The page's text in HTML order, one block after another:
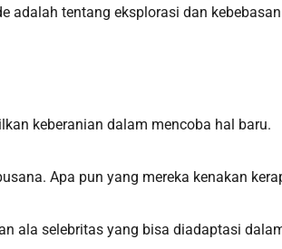
adalah tentang eksplorasi dan kebebasan
keberanian dalam mencoba hal baru.
Apa pun yang mereka kenakan
ala selebritas yang bisa diadaptasi